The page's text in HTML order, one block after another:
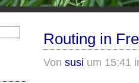
Routing in
Von susi um 15:41